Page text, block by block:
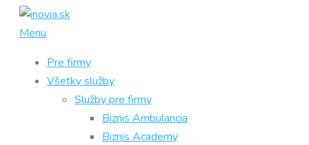
Prejsť
Menu
Pre firmy
Všetky služby
Služby pre firmy
Biznis Ambulancia
Biznis Academy